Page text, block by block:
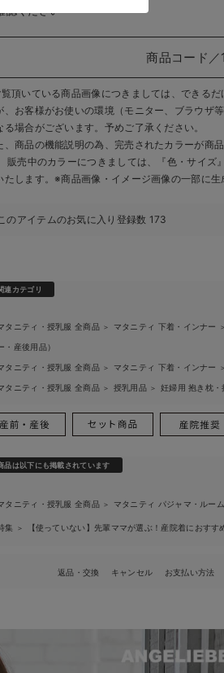
認ください
商品コード
頂いている商品画像につきましては、できる
お客様がお使いの環境（モニター、ブラウザ
る場合がございます。予めご了承ください。
、商品の機能説明の為、完売されたカラーが商
販売中のカラーにつきましては、『色・サイズ
たします。 ※商品画像・イメージ画像の一部に生
のアイテムのお気に入り登録数 173
連カテゴリ
タニティ・授乳服 全商品 ＞ マタニティ 下着・インナー ＞
・産後用品）
タニティ・授乳服 全商品 ＞ マタニティ 下着・インナー ＞
タニティ・授乳服 全商品 ＞ 授乳用品 ＞ 妊婦用 抱き枕・
品は以下にも掲載されています
タニティ・授乳服 全商品 ＞ マタニティ パジャマ・ルー
集 ＞ 【使っていない】先輩ママが選ぶ！産院着におすす
返品・交換 キャンセル お支払い方法